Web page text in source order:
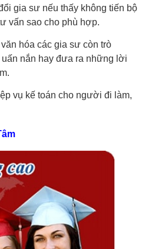
gia sư nếu thấy không tiến bộ
vấn sao cho phù hợp.
hóa các gia sư còn trò
nắn hay đưa ra những lời
vụ kế toán cho người đi làm,